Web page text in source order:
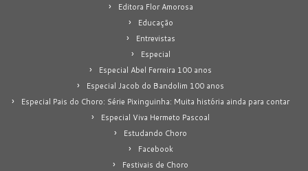
Editora Flor Amorosa
Educação
Entrevistas
Especial
Especial Abel Ferreira 100 anos
Especial Jacob do Bandolim 100 anos
Especial Pais do Choro: Série Pixinguinha: Muita história ainda para contar
Especial Viva Hermeto Pascoal
Estudando Choro
Facebook
Festivais de Choro